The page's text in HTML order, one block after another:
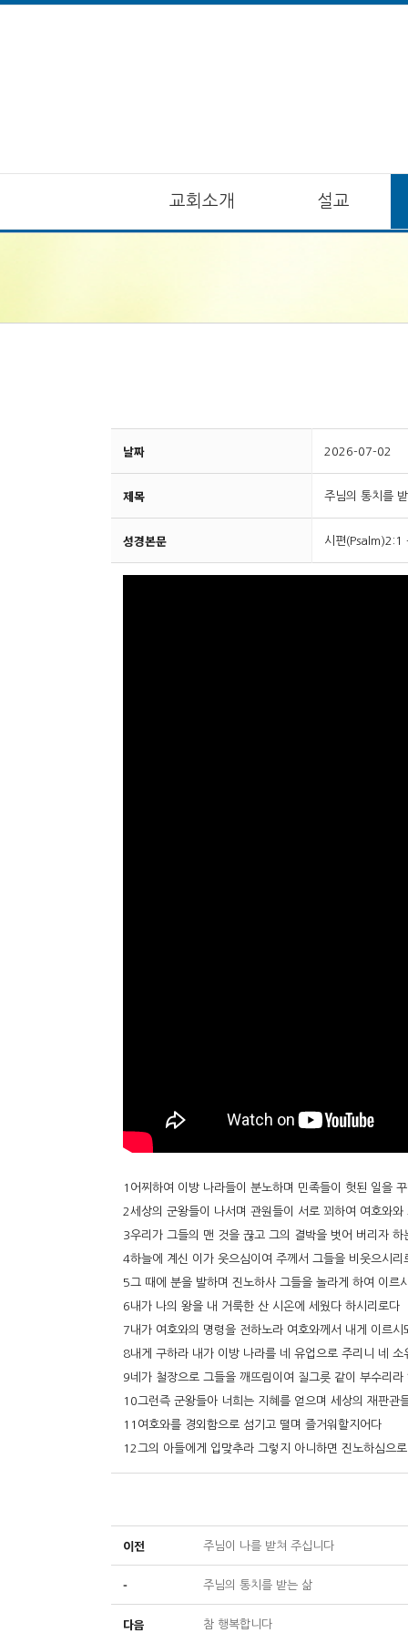
교회소개 설교
날짜 2026-07-02
제목 주님의 통치를
성경본문 시편(Psalm)2:1
1어찌하여 이방 나라들이 분노하며 민족들이 헛된 일을
2세상의 군왕들이 나서며 관원들이 서로 꾀하여 여호와
3우리가 그들의 맨 것을 끊고 그의 결박을 벗어 버리자 하
4하늘에 계신 이가 웃으심이여 주께서 그들을 비웃으시리
5그 때에 분을 발하며 진노하사 그들을 놀라게 하여 이르
6내가 나의 왕을 내 거룩한 산 시온에 세웠다 하시리로다
7내가 여호와의 명령을 전하노라 여호와께서 내게 이르
8내게 구하라 내가 이방 나라를 네 유업으로 주리니 네 소
9네가 철장으로 그들을 깨뜨림이여 질그릇 같이 부수리라
10그런즉 군왕들아 너희는 지혜를 얻으며 세상의 재판관
11여호와를 경외함으로 섬기고 떨며 즐거워할지어다
12그의 아들에게 입맞추라 그렇지 아니하면 진노하심으
이전 주님이 나를 받쳐 주십니다
- 주님의 통치를 받는 삶
다음 참 행복합니다